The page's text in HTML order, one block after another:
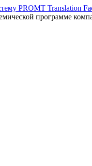
PROMT Translation
программе